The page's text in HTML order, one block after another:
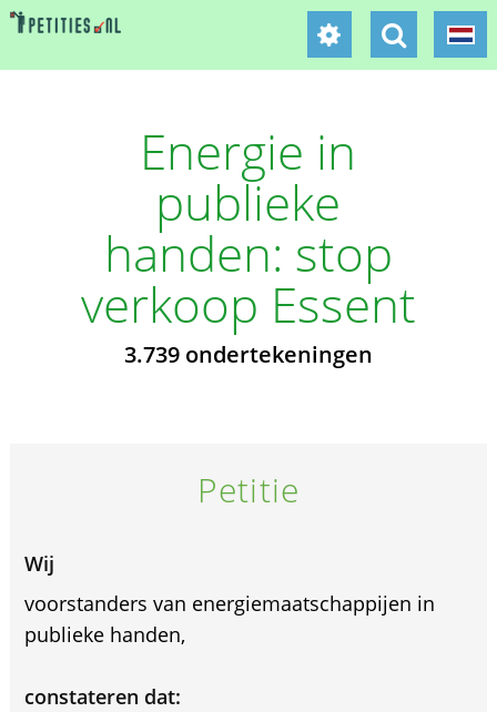
Energie in
publieke
handen: stop
verkoop Essent
3.739 ondertekeningen
Petitie
Wij
voorstanders van energiemaatschappijen in
publieke handen,
constateren dat: